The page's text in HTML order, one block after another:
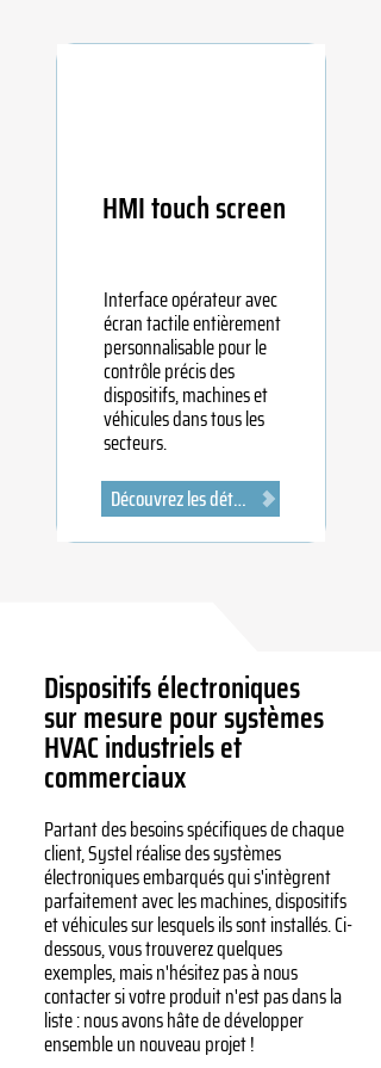
HMI touch screen
Interface opérateur avec
écran tactile entièrement
personnalisable pour le
contrôle précis des
dispositifs, machines et
véhicules dans tous les
secteurs.
Découvrez les détails
Dispositifs électroniques
sur mesure pour systèmes
HVAC industriels et
commerciaux
Partant des besoins spécifiques de chaque
client, Systel réalise des systèmes
électroniques embarqués qui s'intègrent
parfaitement avec les machines, dispositifs
et véhicules sur lesquels ils sont installés. Ci-
dessous, vous trouverez quelques
exemples, mais n'hésitez pas à nous
contacter si votre produit n'est pas dans la
liste : nous avons hâte de développer
ensemble un nouveau projet !